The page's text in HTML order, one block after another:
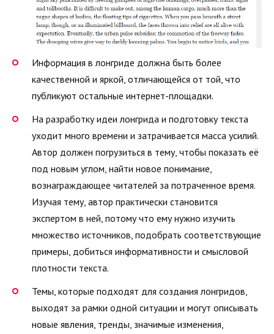
Информация в лонгриде должна быть более
качественной и яркой, отличающейся от той, что
публикуют остальные интернет-площадки.
На разработку идеи лонгрида и подготовку текста
уходит много времени и затрачивается масса усилий.
Автор должен погрузиться в тему, чтобы показать её
под новым углом, найти новое понимание,
вознаграждающее читателей за потраченное время.
Изучая тему, автор практически становится
экспертом в ней, потому что ему нужно изучить
множество источников, подобрать соответствующие
примеры, добиться информативности и смысловой
плотности текста.
Темы, которые подходят для создания лонгридов,
выходят за рамки одной ситуации и могут описывать
новые явления, тренды, значимые изменения,